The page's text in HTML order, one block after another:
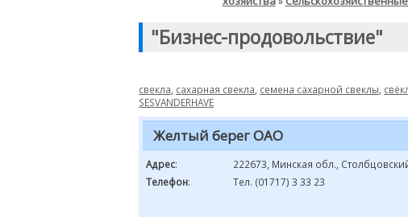
"Бизнес-продовольствие"
свекла сахарная свекла семена сахарной свеклы
SESVANDERHAVE
Желтый берег ОАО
Адрес:
222673, Минская обл.,
Телефон: Тел. (01717) 3 33 23